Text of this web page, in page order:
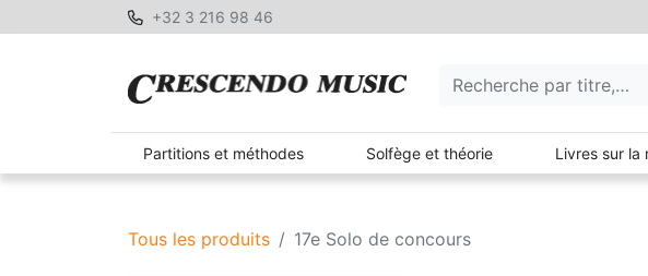
+32 3 216 98 46
Partitions et méthodes Solfège et théorie Livres sur la
Tous les produits 17e Solo de concours